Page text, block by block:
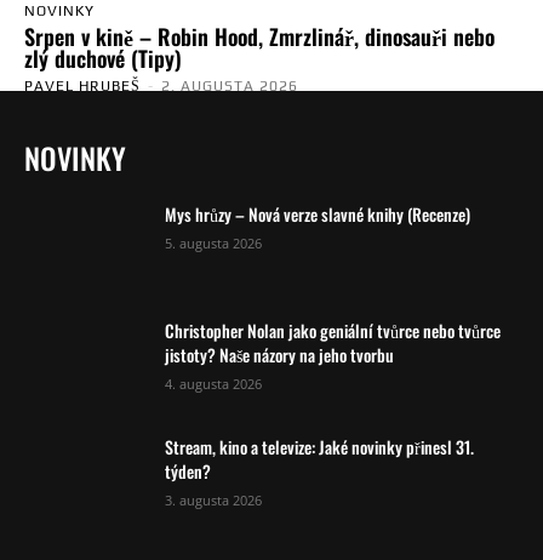
NOVINKY
Srpen v kině – Robin Hood, Zmrzlinář, dinosauři nebo
zlý duchové (Tipy)
PAVEL HRUBEŠ - 2. AUGUSTA 2026
NOVINKY
Mys hrůzy – Nová verze slavné knihy (Recenze)
5. augusta 2026
Christopher Nolan jako geniální tvůrce nebo tvůrce
jistoty? Naše názory na jeho tvorbu
4. augusta 2026
Stream, kino a televize: Jaké novinky přinesl 31.
týden?
3. augusta 2026